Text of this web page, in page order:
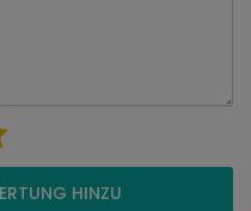
HINZU